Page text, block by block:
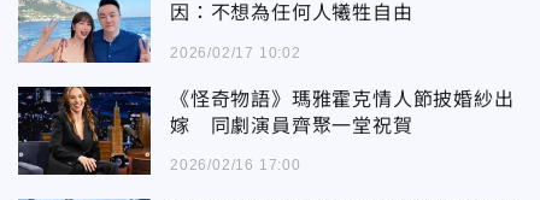
因：不想為任何人犧牲自由
2026/02/17 10:02
《怪奇物語》瑪雅霍克情人節披婚紗出
嫁 同劇演員齊聚一堂祝賀
2026/02/16 17:00